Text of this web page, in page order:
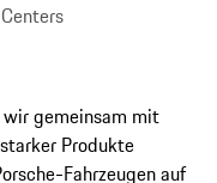
wir gemeinsam mit
Produkte
Fahrzeugen auf